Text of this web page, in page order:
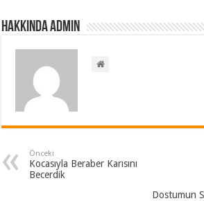
Hakkında admin
Önceki
Kocasıyla Beraber Karısını
Becerdik
Dostumun